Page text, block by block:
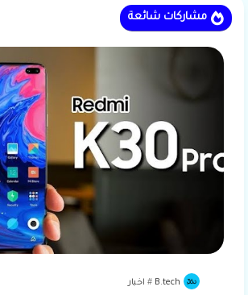
مشاركات شائعة
B.tech اخبار